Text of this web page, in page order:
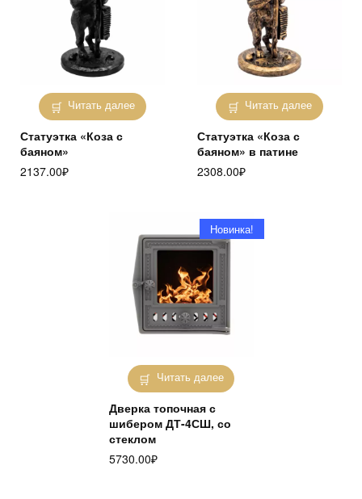
Читать далее
Статуэтка «Коза с
баяном»
2137.00₽
Читать далее
Статуэтка «Коза с
баяном» в патине
2308.00₽
Читать далее
Новинка!
Дверка топочная с
шибером ДТ-4СШ, со
стеклом
5730.00₽